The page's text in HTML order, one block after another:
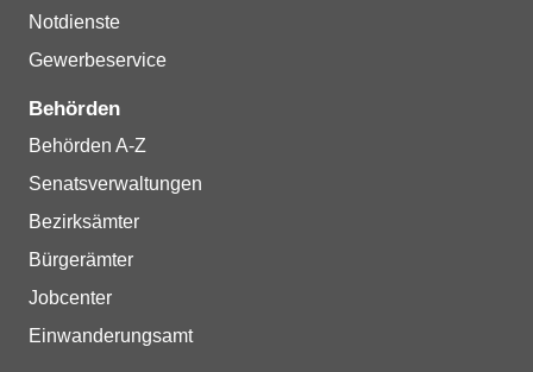
Notdienste
Gewerbeservice
Behörden
Behörden A-Z
Senatsverwaltungen
Bezirksämter
Bürgerämter
Jobcenter
Einwanderungsamt